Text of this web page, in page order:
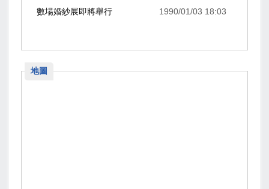
數場婚紗展即將舉行
1990/01/03 18:03
地圖